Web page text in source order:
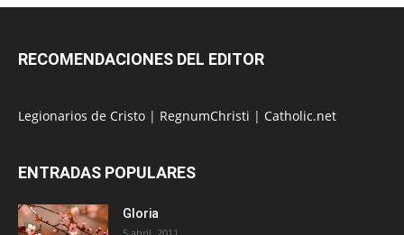
RECOMENDACIONES DEL EDITOR
Legionarios de Cristo | RegnumChristi | Catholic.net
ENTRADAS POPULARES
Gloria
5 abril, 2011